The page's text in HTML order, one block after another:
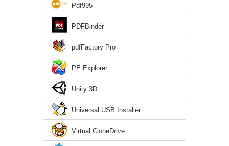
Pdf995
PDFBinder
pdfFactory Pro
PE Explorer
Unity 3D
Universal USB Installer
Virtual CloneDrive